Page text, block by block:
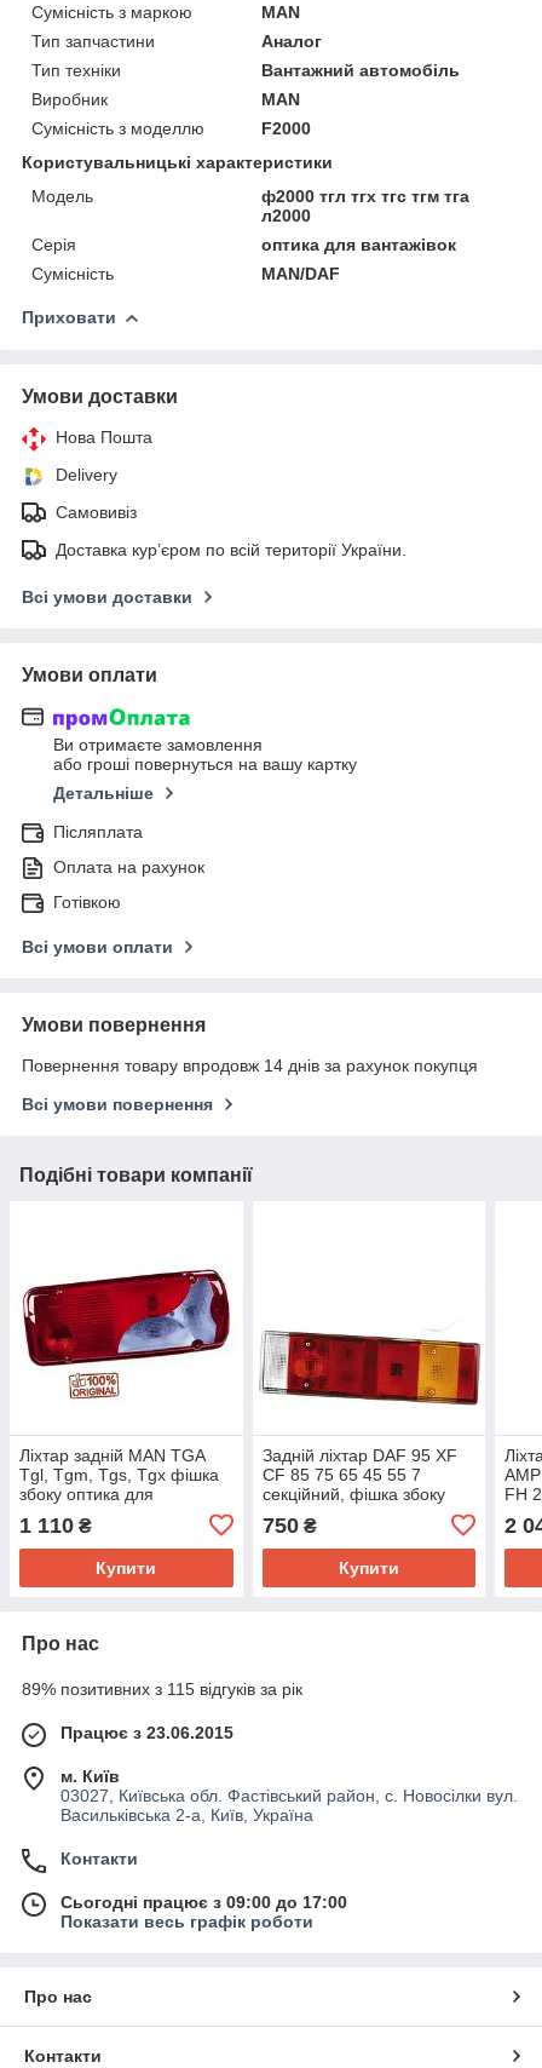
Сумісність з маркою
MAN
Тип запчастини
Аналог
Тип техніки
Вантажний автомобіль
Виробник
MAN
Сумісність з моделлю
F2000
Користувальницькі характеристики
Мoдель
ф2000 тгл тгх тгс тгм тга
л2000
Серія
оптика для вантажівок
Сумісність
MAN/DAF
Приховати
Умови доставки
Нова Пошта
Delivery
Самовивіз
Доставка кур’єром по всій території України.
Всі умови доставки
Умови оплати
Ви отримаєте замовлення
або гроші повернуться на вашу картку
Детальніше
Післяплата
Оплата на рахунок
Готівкою
Всі умови оплати
Умови повернення
Повернення товару впродовж 14 днів за рахунок покупця
Всі умови повернення
Подібні товари компанії
Ліхтар задній MAN TGA
Tgl, Tgm, Tgs, Tgx фішка
збоку оптика для
поворотник
1 110 ₴
Купити
Задній ліхтар DAF 95 XF
СF 85 75 65 45 55 7
секційний, фішка збоку
скло
750₴
Купити
FH
2
Про нас
89% позитивних з 115 відгуків за рік
Працює з 23.06.2015
м. Київ
03027, Київська обл. Фастівський район, с. Новосілки вул.
Васильківська 2-а, Київ, Україна
Контакти
Сьогодні працює з 09:00 до 17:00
Показати весь графік роботи
Про нас
Контакти